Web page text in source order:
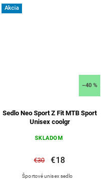
Akcia
–40 %
Sedlo Neo Sport Z Fit MTB Sport
Unisex coolgr
SKLADOM
€30 €18
Športové unisex sedlo